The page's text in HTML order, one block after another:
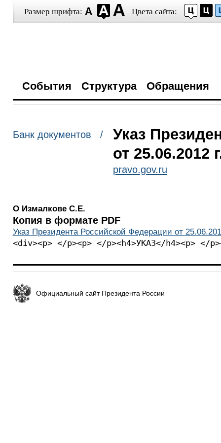
Размер шрифта: Цвета сайта:
События Структура Обращения
Банк документов /
Указ
от 25.06.2012
pravo.gov.ru
О Измалкове С.Е.
Копия в формате PDF
Указ Президента Российской Федерации от
<div><p> </p><p> </p><h4>УКАЗ</h4><p> </
Официальный сайт Президента России